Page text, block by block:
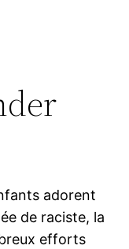
adorent
de raciste, la
efforts